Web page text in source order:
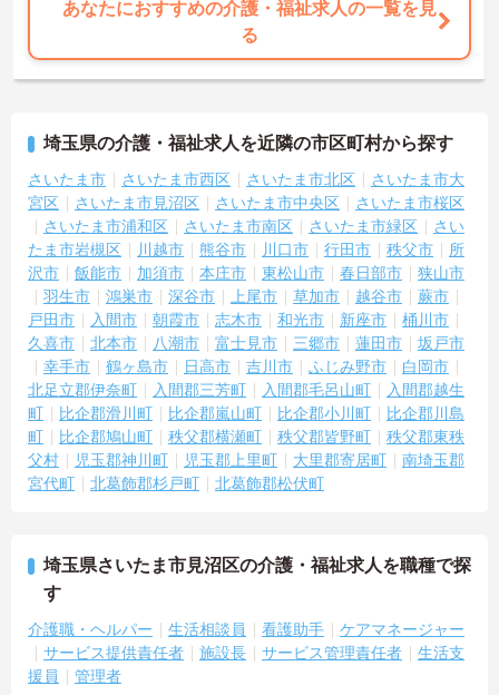
あなたにおすすめの介護・福祉求人の一覧を見
る
埼玉県の介護・福祉求人を近隣の市区町村から探す
さいたま市 さいたま市西区 さいたま市北区
さいたま市大
宮区
さいたま市見沼区 さいたま市中央区
さいたま市桜区
さいたま市浦和区
さいたま市南区 さいたま市緑区
さい
たま市岩槻区
川越市 熊谷市 川口市 行田市 秩父市
所
沢市
飯能市 加須市 本庄市 東松山市 春日部市
狭山市
羽生市
鴻巣市 深谷市 上尾市 草加市 越谷市
蕨市
戸田市
入間市 朝霞市 志木市 和光市 新座市
桶川市
久喜市
北本市 八潮市 富士見市 三郷市 蓮田市
坂戸市
幸手市
鶴ヶ島市 日高市 吉川市 ふじみ野市
白岡市
北足立郡伊奈町
入間郡三芳町 入間郡毛呂山町
入間郡越生
町
比企郡滑川町 比企郡嵐山町 比企郡小川町
比企郡川島
町
比企郡鳩山町 秩父郡横瀬町 秩父郡皆野町
秩父郡東秩
父村
児玉郡神川町 児玉郡上里町 大里郡寄居町
南埼玉郡
宮代町
北葛飾郡杉戸町 北葛飾郡松伏町
埼玉県さいたま市見沼区の介護・福祉求人を職種で探
す
介護職・ヘルパー 生活相談員 看護助手
ケアマネージャー
サービス提供責任者
施設長 サービス管理責任者
生活支
援員
管理者